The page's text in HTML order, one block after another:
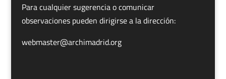
Para cualquier sugerencia o comunicar
observaciones pueden dirigirse a la dirección:
webmaster@archimadrid.org